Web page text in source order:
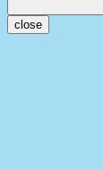
close